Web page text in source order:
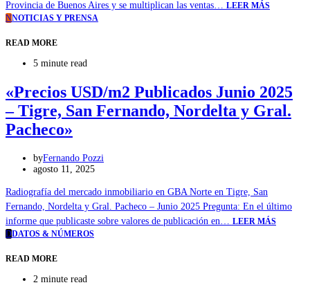
Provincia de Buenos Aires y se multiplican las ventas… LEER MÁS
NNOTICIAS Y PRENSA
READ MORE
5 minute read
«Precios USD/m2 Publicados Junio 2025
– Tigre, San Fernando, Nordelta y Gral.
Pacheco»
byFernando Pozzi
agosto 11, 2025
Radiografía del mercado inmobiliario en GBA Norte en Tigre, San
Fernando, Nordelta y Gral. Pacheco – Junio 2025 Pregunta: En el último
informe que publicaste sobre valores de publicación en… LEER MÁS
DDATOS & NÚMEROS
READ MORE
2 minute read